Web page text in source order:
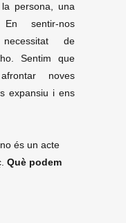
persona, una
sentir-nos
de
Sentim que
noves
expansiu i ens
és un acte
Què podem